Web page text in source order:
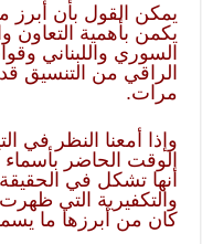
يمكن القول بأن أبرز
يكمن بأهمية التعاون
السوري واللبناني
الراقي من التنسيق
مرات.
وإذا أمعنا النظر في
الوقت الحاضر
أنها تشكل في الحقيقة
والتكفيرية التي
كان من أبرزها ما